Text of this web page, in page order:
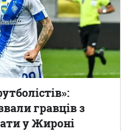
гравців з
у Жироні